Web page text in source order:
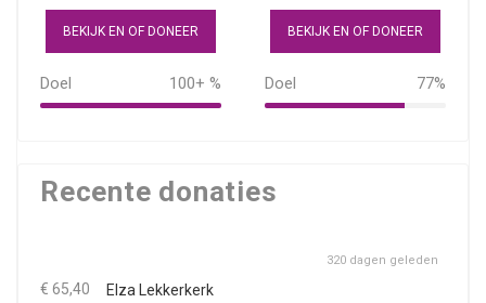
BEKIJK EN OF DONEER
Doel 100+ %
121%
BEKIJK EN OF DONEER
Doel 77%
77%
Recente donaties
€ 65,40 Elza Lekkerkerk
320 dagen geleden